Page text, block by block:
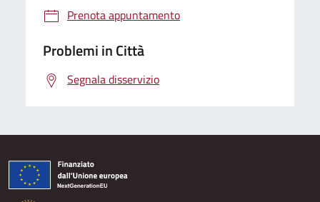
Prenota appuntamento
Problemi in Città
Segnala disservizio